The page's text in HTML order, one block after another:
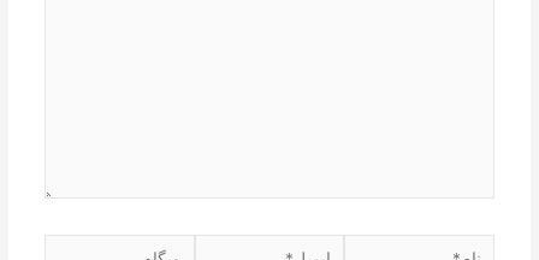
نام* ایمیل* وبگاه